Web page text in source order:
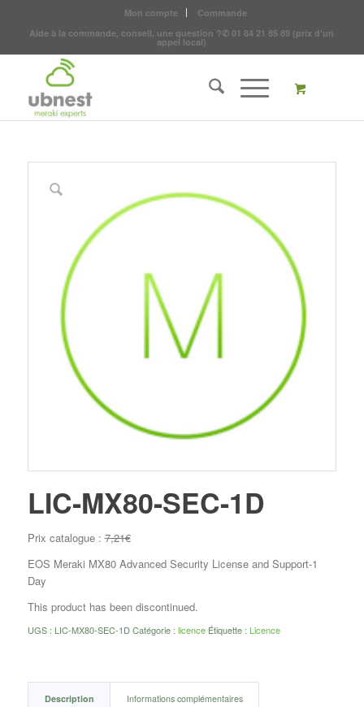
Mon compte
Commande
Aide à la commande, conseil, une question ?✆ 01 84 21 85 89 (prix d'un
appel local)
LIC-MX80-SEC-1D
Prix catalogue :7,21€
EOS Meraki MX80 Advanced Security License and Support-1
Day
This product has been discontinued.
UGS : LIC-MX80-SEC-1D Catégorie : licence Étiquette : Licence
Description Informations complémentaires